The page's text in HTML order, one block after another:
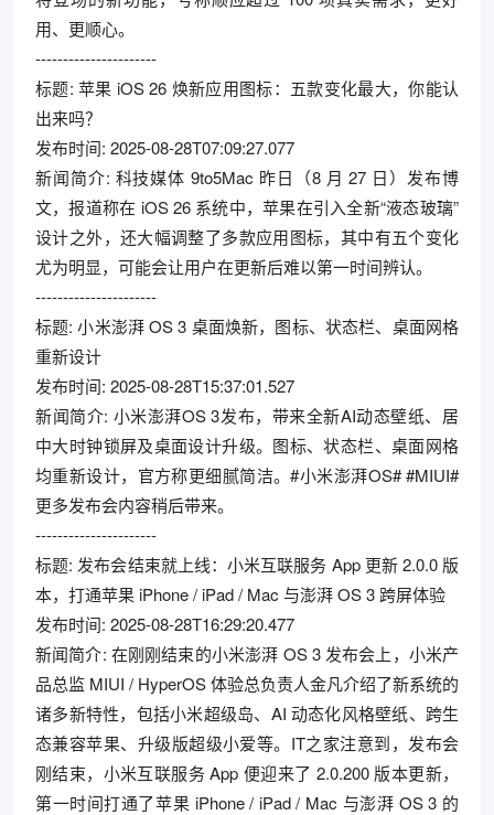
用、更顺心。
----------------------
标题: 苹果 iOS 26 焕新应用图标：五款变化最大，你能认
出来吗？
发布时间: 2025-08-28T07:09:27.077
新闻简介: 科技媒体 9to5Mac 昨日（8 月 27 日）发布博
文，报道称在 iOS 26 系统中，苹果在引入全新“液态玻璃”
设计之外，还大幅调整了多款应用图标，其中有五个变化
尤为明显，可能会让用户在更新后难以第一时间辨认。
----------------------
标题: 小米澎湃 OS 3 桌面焕新，图标、状态栏、桌面网格
重新设计
发布时间: 2025-08-28T15:37:01.527
新闻简介: 小米澎湃OS 3发布，带来全新AI动态壁纸、居
中大时钟锁屏及桌面设计升级。图标、状态栏、桌面网格
均重新设计，官方称更细腻简洁。#小米澎湃OS# #MIUI#
更多发布会内容稍后带来。
----------------------
标题: 发布会结束就上线：小米互联服务 App 更新 2.0.0 版
本，打通苹果 iPhone / iPad / Mac 与澎湃 OS 3 跨屏体验
发布时间: 2025-08-28T16:29:20.477
新闻简介: 在刚刚结束的小米澎湃 OS 3 发布会上，小米产
品总监 MIUI / HyperOS 体验总负责人金凡介绍了新系统的
诸多新特性，包括小米超级岛、AI 动态化风格壁纸、跨生
态兼容苹果、升级版超级小爱等。IT之家注意到，发布会
刚结束，小米互联服务 App 便迎来了 2.0.200 版本更新，
第一时间打通了苹果 iPhone / iPad / Mac 与澎湃 OS 3 的